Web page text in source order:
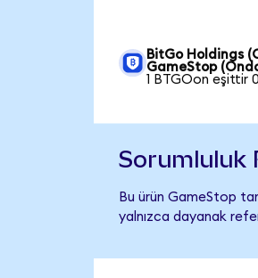
BitGo Holdings
GameStop
1 BTGOon eşittir
Sorumluluk
Bu ürün GameStop
yalnızca dayanak